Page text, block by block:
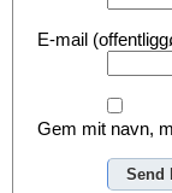
E-mail
Gem mit navn,